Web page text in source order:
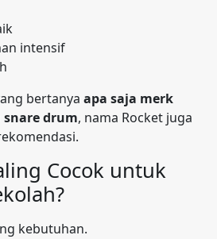
intensif
bertanya apa saja merk
drum, nama Rocket juga
Cocok untuk
kebutuhan.